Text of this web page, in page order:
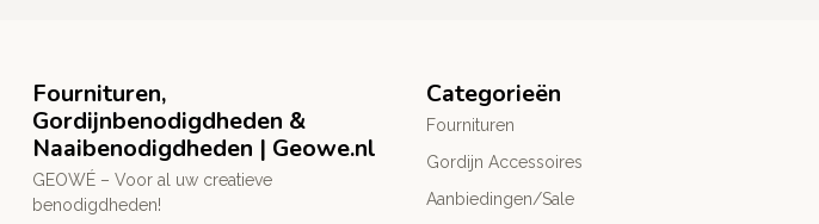
Fournituren,
Gordijnbenodigdheden &
Naaibenodigdheden | Geowe.nl
GEOWÉ – Voor al uw creatieve
benodigdheden!
Categorieën
Fournituren
Gordijn Accessoires
Aanbiedingen/Sale